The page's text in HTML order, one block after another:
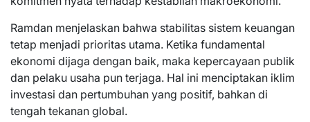
Ramdan menjelaskan bahwa stabilitas sistem keuangan
tetap menjadi prioritas utama. Ketika fundamental
ekonomi dijaga dengan baik, maka kepercayaan publik
dan pelaku usaha pun terjaga. Hal ini menciptakan iklim
investasi dan pertumbuhan yang positif, bahkan di
tengah tekanan global.